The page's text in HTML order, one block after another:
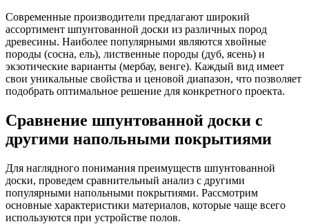
Современные производители предлагают широкий
ассортимент шпунтованной доски из различных пород
древесины. Наиболее популярными являются хвойные
породы (сосна, ель), лиственные породы (дуб, ясень) и
экзотические варианты (мербау, венге). Каждый вид имеет
свои уникальные свойства и ценовой диапазон, что позволяет
подобрать оптимальное решение для конкретного проекта.
Сравнение шпунтованной доски с
другими напольными покрытиями
Для наглядного понимания преимуществ шпунтованной
доски, проведем сравнительный анализ с другими
популярными напольными покрытиями. Рассмотрим
основные характеристики материалов, которые чаще всего
используются при устройстве полов.